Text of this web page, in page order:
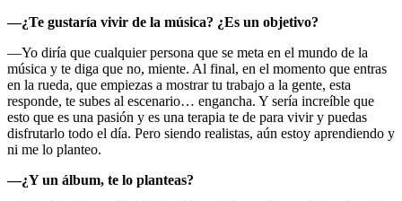
—¿Te gustaría vivir de la música? ¿Es un objetivo?
—Yo diría que cualquier persona que se meta en el mundo de la
música y te diga que no, miente. Al final, en el momento que entras
en la rueda, que empiezas a mostrar tu trabajo a la gente, esta
responde, te subes al escenario… engancha. Y sería increíble que
esto que es una pasión y es una terapia te de para vivir y puedas
disfrutarlo todo el día. Pero siendo realistas, aún estoy aprendiendo y
ni me lo planteo.
—¿Y un álbum, te lo planteas?